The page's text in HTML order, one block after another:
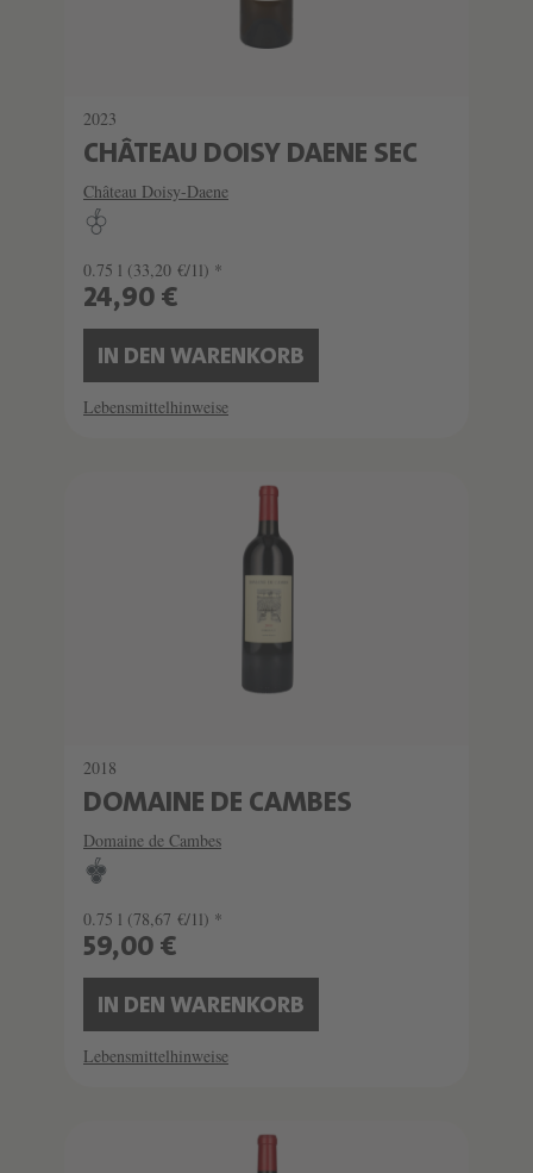
2023
CHÂTEAU DOISY DAENE SEC
Château Doisy-Daene
0.75 l (33,20 €/1l) *
24,90 €
IN DEN WARENKORB
Lebensmittelhinweise
2018
DOMAINE DE CAMBES
Domaine de Cambes
0.75 l (78,67 €/1l) *
59,00 €
IN DEN WARENKORB
Lebensmittelhinweise